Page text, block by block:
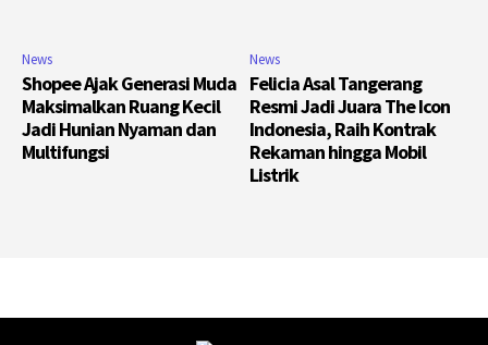
News
Shopee Ajak Generasi Muda
Maksimalkan Ruang Kecil
Jadi Hunian Nyaman dan
Multifungsi
News
Felicia Asal Tangerang
Resmi Jadi Juara The Icon
Indonesia, Raih Kontrak
Rekaman hingga Mobil
Listrik